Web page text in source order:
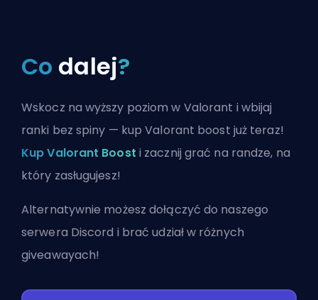
Co dalej?
Wskocz na wyższy poziom w Valorant i wbijaj
ranki bez spiny — kup Valorant boost już teraz!
Kup Valorant Boost i zacznij grać na randze, na
który zasługujesz!
Alternatywnie możeszdołączyć do naszego
serwera Discord i brać udział w różnych
giveawayach!